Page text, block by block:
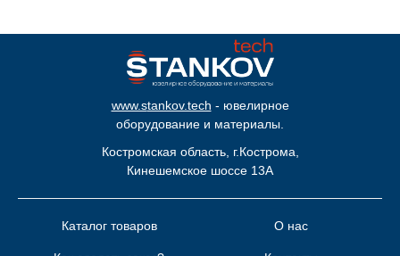
www.stankov.tech - ювелирное
оборудование и материалы.
Костромская область, г.Кострома,
Кинешемское шоссе 13А
Каталог товаров О нас